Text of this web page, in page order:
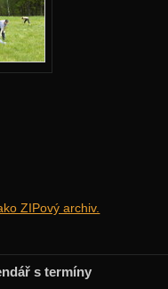
ZIPový archiv.
s termíny